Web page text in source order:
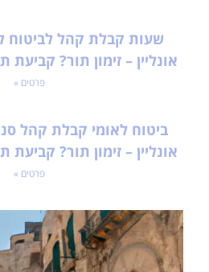
שעות קבלת קהל לביטוח
אונליין – זימון תור?
פרטים »
ביטוח לאומי קבלת קהל
אונליין – זימון תור?
פרטים »